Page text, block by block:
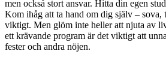
men också stort ansvar. Hitta din egen
Kom ihåg att ta hand om dig själv – sova,
viktigt. Men glöm inte heller att njuta av
ett krävande program är det viktigt att
fester och andra nöjen.